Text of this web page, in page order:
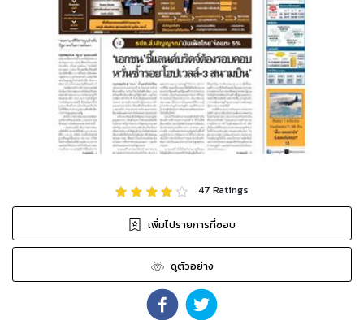
47 Ratings
เพิ่มไปรายการที่ชอบ
ดูตัวอย่าง